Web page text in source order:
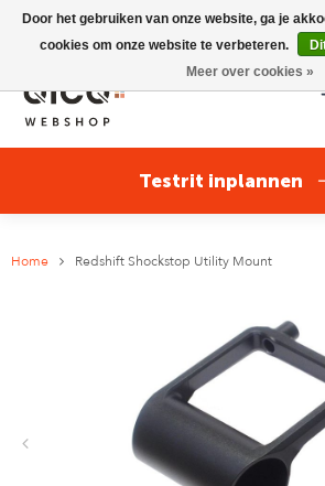
Riese & Müller Nevo5 Silent Core nu
leverbaar!
Testrit inplannen
Home Redshift Shockstop Utility Mount
Door het gebruiken van onze website, ga je
cookies om onze website te verbeteren.
Meer over cookies »